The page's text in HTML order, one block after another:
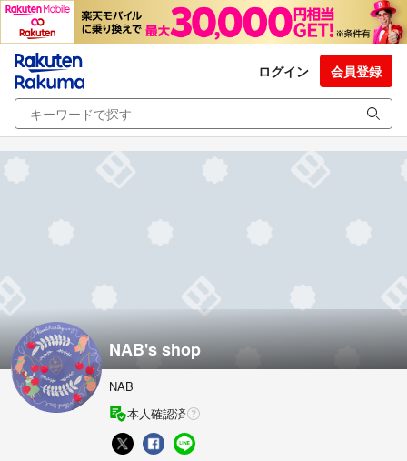
ログイン 会員登録
NAB's shop
NAB
本人確認済